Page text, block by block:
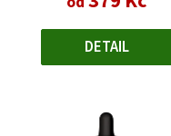
DETAIL